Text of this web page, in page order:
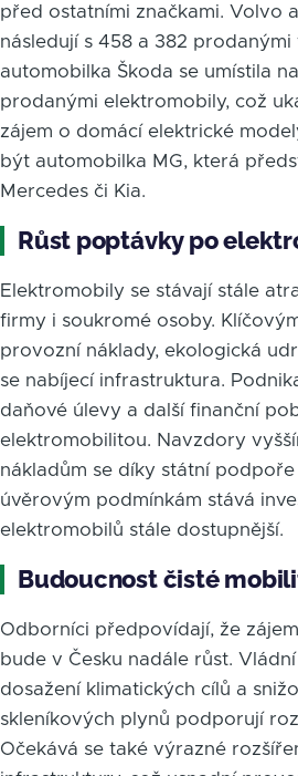
před ostatními značkami. Volvo
následují s 458 a 382 prodanými
automobilka Škoda se umístila
prodanými elektromobily, což
zájem o domácí elektrické
být automobilka MG, která
Mercedes či Kia.
Růst poptávky po
Elektromobily se stávají stále
firmy i soukromé osoby.
provozní náklady, ekologická
se nabíjecí infrastruktura.
daňové úlevy a další finanční
elektromobilitou. Navzdory
nákladům se díky státní
úvěrovým podmínkám stává
elektromobilů stále dostupnější.
Budoucnost čisté
Odborníci předpovídají, že
bude v Česku nadále růst.
dosažení klimatických cílů a
skleníkových plynů podporují
Očekává se také výrazné